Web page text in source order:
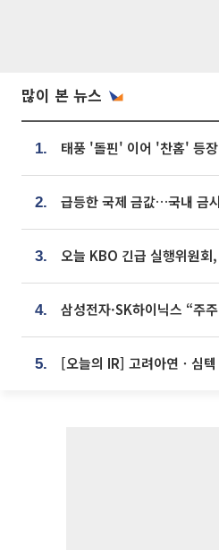
많이 본 뉴스
1.
2. 급등한 국제 금값…국내 금
3. 오늘 KBO 긴급 실행위원회
4. 삼성전자·SK하이닉스 “주
5. [오늘의 IR] 고려아연ㆍ심